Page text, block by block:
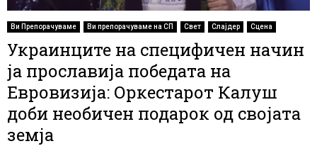
Ви Препорачуваме Ви препорачуваме на СП Свет Слајдер Сцена
Украинците на специфичен начин
ја прославија победата на
Евровизија: Оркестарот Калуш
доби необичен подарок од својата
земја